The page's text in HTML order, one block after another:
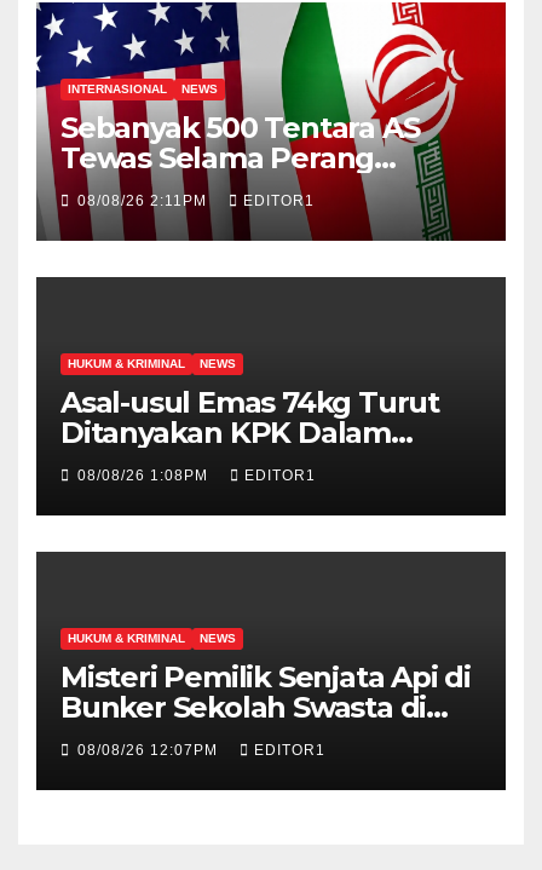
INTERNASIONAL NEWS
Sebanyak 500 Tentara AS
Tewas Selama Perang
Melawan Iran
08/08/26 2:11PM EDITOR1
HUKUM & KRIMINAL NEWS
Asal-usul Emas 74kg Turut
Ditanyakan KPK Dalam
Pemeriksaan Febrie
Adriansyah
08/08/26 1:08PM EDITOR1
HUKUM & KRIMINAL NEWS
Misteri Pemilik Senjata Api di
Bunker Sekolah Swasta di
Jakarta Selatan Terungkap
08/08/26 12:07PM EDITOR1